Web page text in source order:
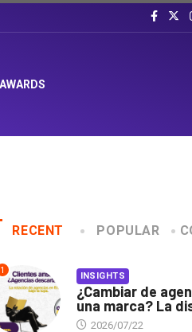
RECENT POPULAR
1 INSIGHTS
¿Cambiar de
una marca? La
2026/07/22